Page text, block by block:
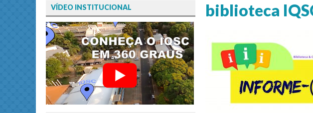
biblioteca
VÍDEO INSTITUCIONAL